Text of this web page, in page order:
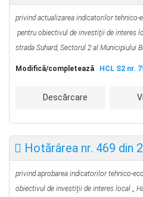
privind actualizarea indicatorilor tehnico-
pentru obiectivul de investiţii de interes
strada Suhard, Sectorul 2 al Municipiului
Modifică/completează HCL S2 nr.
Descărcare
Hotărârea nr. 469 din
privind aprobarea indicatorilor tehnico-
obiectivul de investiţii de interes local ,,